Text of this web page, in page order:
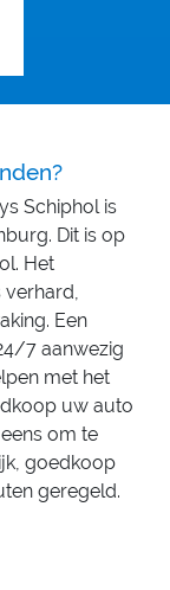
Schiphol is
Dit is op
Het
verhard,
Een
7 aanwezig
met het
uw auto
om te
goedkoop
geregeld.